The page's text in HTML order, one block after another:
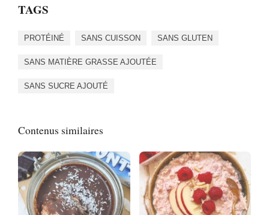
TAGS
PROTÉINÉ SANS CUISSON SANS GLUTEN
SANS MATIÈRE GRASSE AJOUTÉE
SANS SUCRE AJOUTÉ
Contenus similaires